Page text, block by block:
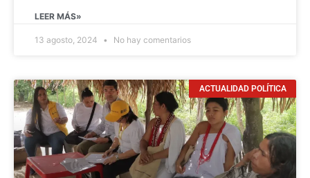
LEER MÁS»
13 agosto, 2024 No hay comentarios
ACTUALIDAD POLÍTICA